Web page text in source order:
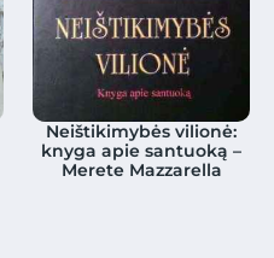
Neištikimybės vilionė:
knyga apie santuoką –
Merete Mazzarella